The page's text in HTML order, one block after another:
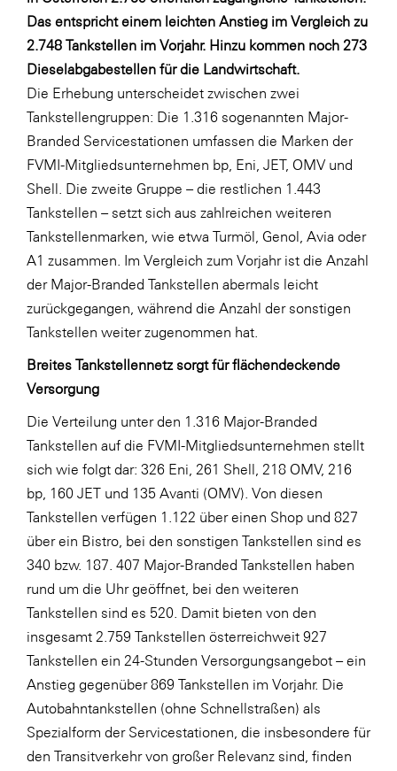
Fressnapf
FRoSTA
FV Energierohstoff & Kraftstoff
Gardena
Gas Connect Austria
GBV - Verband gemeinnütziger
Bauvereinigungen
Getzner Werkstoffe
Heimat Österreich
ikp
Johnson & Johnson
JELD-WEN DANA
kosaplaner
Libro
Lidl Österreich
Die Menü-Manufaktur
MTH Retail Group
OMV
OptimaMed
PAGRO
PHH Rechtsanwält:innen
Primark
Salesforce
sebamed
Das entspricht einem leichten Anstieg im Vergleich zu
2.748 Tankstellen im Vorjahr. Hinzu kommen noch 273
Dieselabgabestellen für die Landwirtschaft.
Die Erhebung unterscheidet zwischen zwei
Tankstellengruppen: Die 1.316 sogenannten Major-
Branded Servicestationen umfassen die Marken der
FVMI-Mitgliedsunternehmen bp, Eni, JET, OMV und
Shell. Die zweite Gruppe – die restlichen 1.443
Tankstellen – setzt sich aus zahlreichen weiteren
Tankstellenmarken, wie etwa Turmöl, Genol, Avia oder
A1 zusammen. Im Vergleich zum Vorjahr ist die Anzahl
der Major-Branded Tankstellen abermals leicht
zurückgegangen, während die Anzahl der sonstigen
Tankstellen weiter zugenommen hat.
Breites Tankstellennetz sorgt für flächendeckende
Versorgung
Die Verteilung unter den 1.316 Major-Branded
Tankstellen auf die FVMI-Mitgliedsunternehmen stellt
sich wie folgt dar: 326 Eni, 261 Shell, 218 OMV, 216
bp, 160 JET und 135 Avanti (OMV). Von diesen
Tankstellen verfügen 1.122 über einen Shop und 827
über ein Bistro, bei den sonstigen Tankstellen sind es
340 bzw. 187. 407 Major-Branded Tankstellen haben
rund um die Uhr geöffnet, bei den weiteren
Tankstellen sind es 520. Damit bieten von den
insgesamt 2.759 Tankstellen österreichweit 927
Tankstellen ein 24-Stunden Versorgungsangebot – ein
Anstieg gegenüber 869 Tankstellen im Vorjahr. Die
Autobahntankstellen (ohne Schnellstraßen) als
Spezialform der Servicestationen, die insbesondere für
den Transitverkehr von großer Relevanz sind, finden